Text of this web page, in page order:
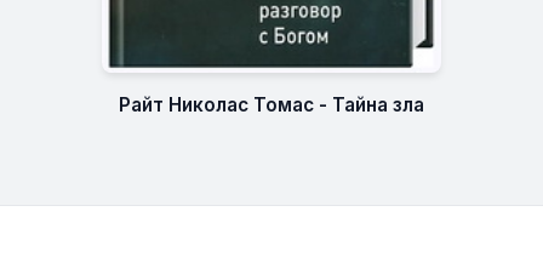
Райт Николас Томас - Тайна зла